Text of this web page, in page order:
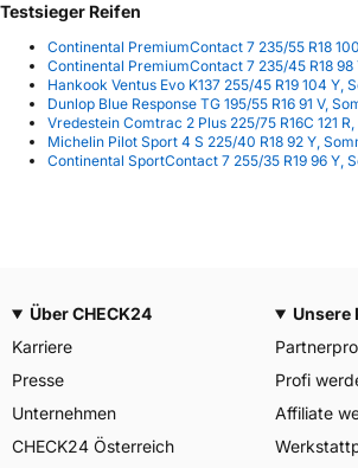
Testsieger Reifen
Continental PremiumContact 7 235/55 R18
Continental PremiumContact 7 235/45 R18
Hankook Ventus Evo K137 255/45 R19 104 Y,
Dunlop Blue Response TG 195/55 R16 91 V,
Vredestein Comtrac 2 Plus 225/75 R16C 121
Michelin Pilot Sport 4 S 225/40 R18 92 Y,
Continental SportContact 7 255/35 R19 96 Y,
Über CHECK24
Karriere
Presse
Unternehmen
CHECK24 Österreich
Unsere
Profi
Affiliate